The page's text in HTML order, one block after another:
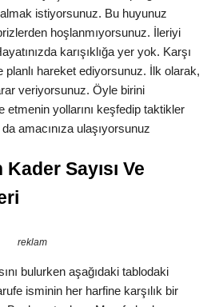
istiyorsunuz. Bu huyunuz
hoşlanmıyorsunuz. İleriyi
karışıklığa yer yok. Karşı
hareket ediyorsunuz. İlk olarak,
veriyorsunuz. Öyle birini
etmenin yollarını keşfedip taktikler
amacınıza ulaşıyorsunuz
Sayısı Ve
reklam
bulurken aşağıdaki tablodaki
isminin her harfine karşılık bir